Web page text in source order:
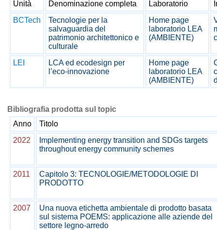
Unità Denominazione completa Laboratorio
BCTech
Tecnologie per la
salvaguardia del
patrimonio architettonico e
culturale
Home page
laboratorio LEA
(AMBIENTE)
LEI
LCA ed ecodesign per
l’eco-innovazione
Home page
laboratorio LEA
(AMBIENTE)
Bibliografia prodotta sul topic
Anno
Titolo
2022
Implementing energy transition and SDGs targets
throughout energy community schemes
2011
Capitolo 3: TECNOLOGIE/METODOLOGIE DI
PRODOTTO
2007
Una nuova etichetta ambientale di prodotto basata
sul sistema POEMS: applicazione alle aziende del
settore legno-arredo